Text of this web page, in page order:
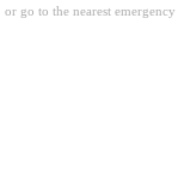
go to the nearest emergency